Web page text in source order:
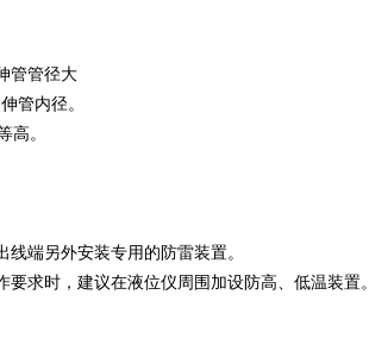
管管径大
管内径。
。
端另外安装专用的防雷装置。
求时，建议在液位仪周围加设防高、低温装置。